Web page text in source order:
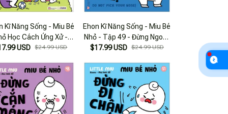
Kĩ Năng Sống - Miu Bé
Học Cách Ứng Xử -
43 - Miu Miu Biết Nhận
USD $24.99 USD
Ehon Kĩ Năng Sống - Miu Bé
Nhỏ - Tập 49 - Đừng Ngoáy
Mũi Nhé!
$17.99 USD $24.99 USD